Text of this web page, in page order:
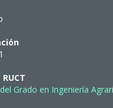
Grado en Ingeniería